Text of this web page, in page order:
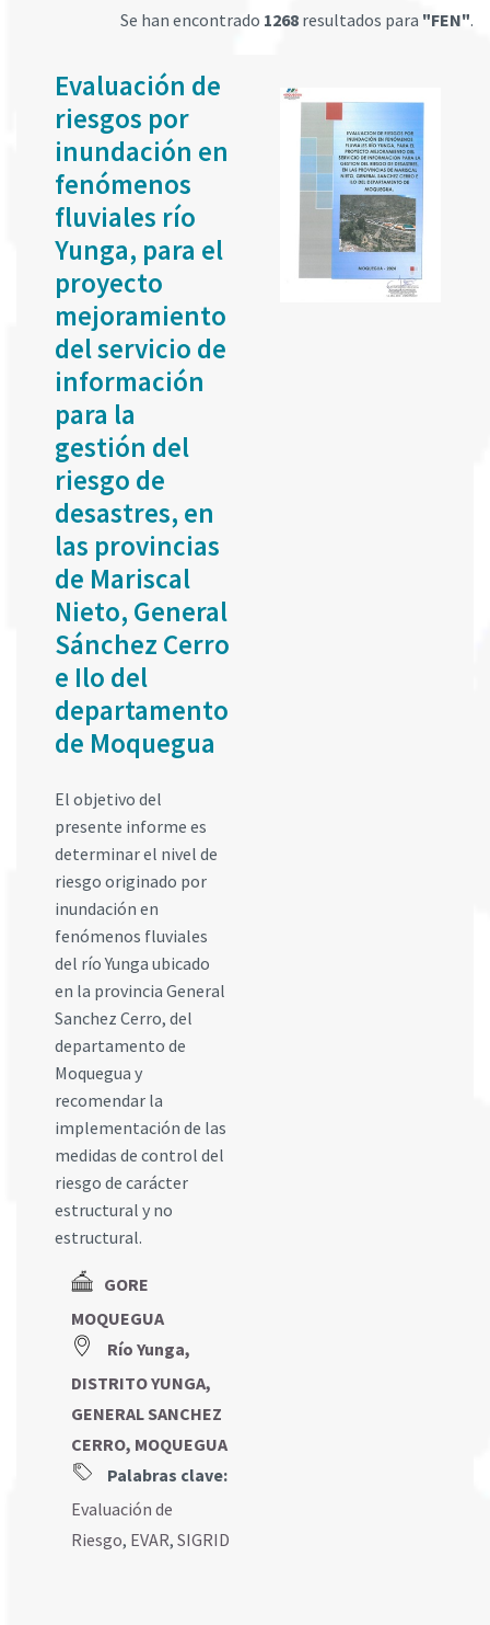
Se han encontrado 1268 resultados para "FEN".
Evaluación de
riesgos por
inundación en
fenómenos
fluviales río
Yunga, para el
proyecto
mejoramiento
del servicio de
información
para la
gestión del
riesgo de
desastres, en
las provincias
de Mariscal
Nieto, General
Sánchez Cerro
e Ilo del
departamento
de Moquegua
El objetivo del
presente informe es
determinar el nivel de
riesgo originado por
inundación en
fenómenos fluviales
del río Yunga ubicado
en la provincia General
Sanchez Cerro, del
departamento de
Moquegua y
recomendar la
implementación de las
medidas de control del
riesgo de carácter
estructural y no
estructural.
GORE
MOQUEGUA
Río Yunga,
DISTRITO YUNGA,
GENERAL SANCHEZ
CERRO, MOQUEGUA
Palabras clave:
Evaluación de
Riesgo, EVAR, SIGRID